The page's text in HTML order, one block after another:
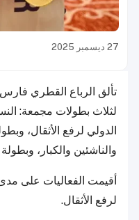
27 ديسمبر 2025
تألق الرباع القطري
لثلاث بطولات مجمعة:
الدولي لرفع الأثقال،
والناشئين والكبار،
أقيمت الفعاليات على
لرفع الأثقال.